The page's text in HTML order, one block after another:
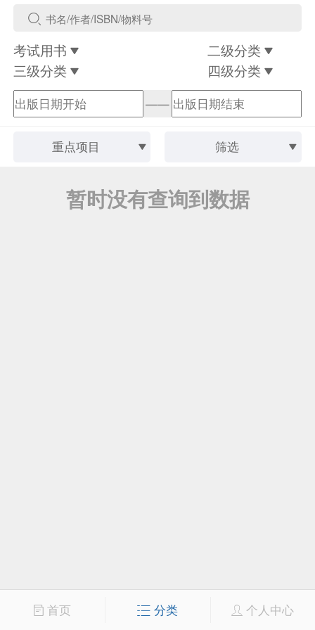
考试用书
二级分类
三级分类
四级分类
——
重点项目 筛选
暂时没有查询到数据
首页 分类 个人中心